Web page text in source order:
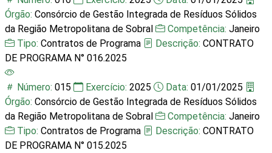
Órgão: Consórcio de Gestão Integrada de Resíduos Sólidos
da Região Metropolitana de Sobral
Competência: Janeiro
Tipo: Contratos de Programa Descrição: CONTRATO
DE PROGRAMA N° 016.2025
Número: 015 Exercício: 2025 Data: 01/01/2025
Órgão: Consórcio de Gestão Integrada de Resíduos Sólidos
da Região Metropolitana de Sobral
Competência: Janeiro
Tipo: Contratos de Programa Descrição: CONTRATO
DE PROGRAMA N° 015.2025